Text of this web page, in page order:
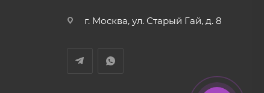
г. Москва, ул. Старый Гай, д. 8